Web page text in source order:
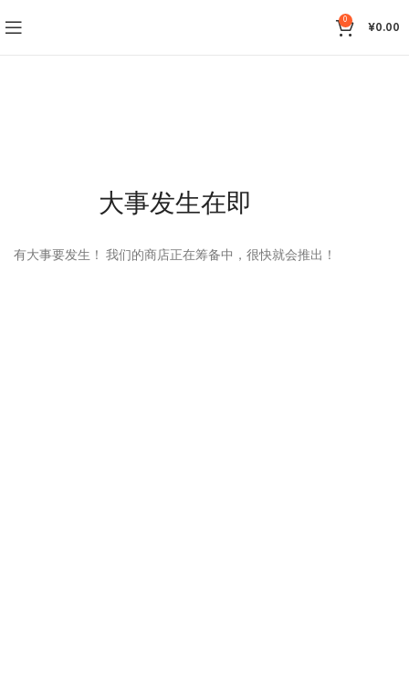
0 ¥0.00
大事发生在即
有大事要发生！ 我们的商店正在筹备中，很快就会推出！